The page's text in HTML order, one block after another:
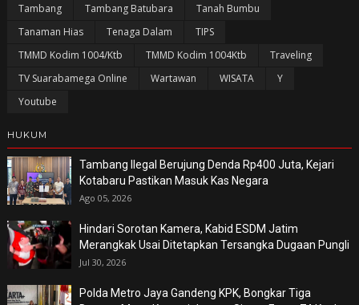
Tambang
Tambang Batubara
Tanah Bumbu
Tanaman Hias
Tenaga Dalam
TIPS
TMMD Kodim 1004/Ktb
TMMD Kodim 1004Ktb
Traveling
TV Suarabamega Online
Wartawan WISATA
Y
Youtube
HUKUM
Tambang Ilegal Berujung Denda Rp400 Juta, Kejari
Kotabaru Pastikan Masuk Kas Negara
Ago 05, 2026
Hindari Sorotan Kamera, Kabid ESDM Jatim
Merangkak Usai Ditetapkan Tersangka Dugaan Pungli
Jul 30, 2026
Polda Metro Jaya Gandeng KPK, Bongkar Tiga